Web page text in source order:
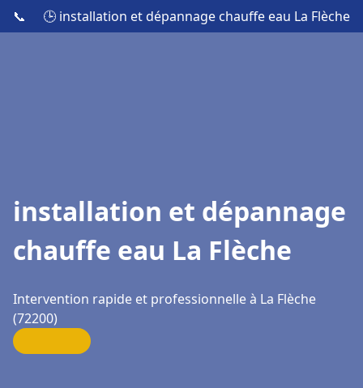
📞 🕒 installation et dépannage chauffe eau La Flèche
installation et dépannage
chauffe eau La Flèche
Intervention rapide et professionnelle à La Flèche
(72200)